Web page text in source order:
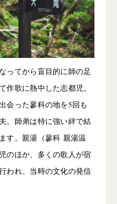
ってから盲目的に師の足
作歌に熱中した志都児。
会った蓼科の地を5回も
。師弟は特に強い絆で結
す。親湯（蓼科 親湯温
のほか、多くの歌人が宿
われ、当時の文化の発信